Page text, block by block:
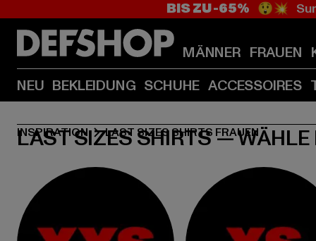
BIS ZU -65% 😲💥
MÄNNER FRAUEN
NEU BEKLEIDUNG SCHUHE ACCESSOIRES
INSPIRATION LAST SIZES SHIRTS FRAUEN
LAST SIZES SHIRTS — WÄHLE